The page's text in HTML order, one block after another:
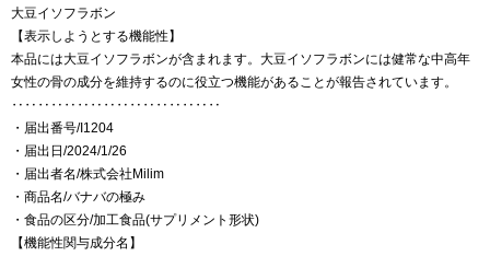
大豆イソフラボン
【表示しようとする機能性】
本品には大豆イソフラボンが含まれます。大豆イソフラボンには健常な中高年
女性の骨の成分を維持するのに役立つ機能があることが報告されています。
‥‥‥‥‥‥‥‥‥‥‥‥‥‥‥‥
・届出番号/I1204
・届出日/2024/1/26
・届出者名/株式会社Milim
・商品名/バナバの極み
・食品の区分/加工食品(サプリメント形状)
【機能性関与成分名】